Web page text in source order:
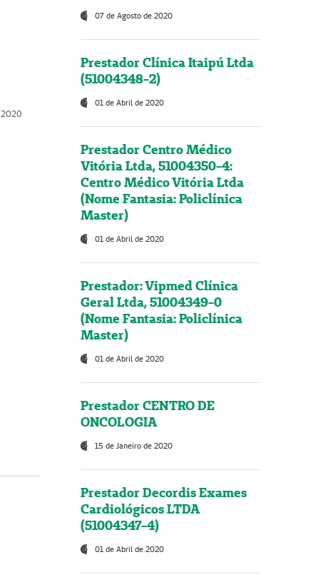
07 de Agosto de 2020
Prestador Clínica Itaipú Ltda
(51004348-2)
01 de Abril de 2020
Prestador Centro Médico
Vitória Ltda, 51004350-4:
Centro Médico Vitória Ltda
(Nome Fantasia: Policlínica
Master)
01 de Abril de 2020
Prestador: Vipmed Clínica
Geral Ltda, 51004349-0
(Nome Fantasia: Policlínica
Master)
01 de Abril de 2020
Prestador CENTRO DE
ONCOLOGIA
15 de Janeiro de 2020
Prestador Decordis Exames
Cardiológicos LTDA
(51004347-4)
01 de Abril de 2020